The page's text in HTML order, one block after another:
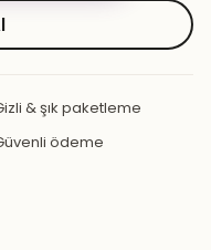
& şık paketleme
ödeme